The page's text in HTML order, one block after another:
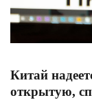
Китай
открытую,